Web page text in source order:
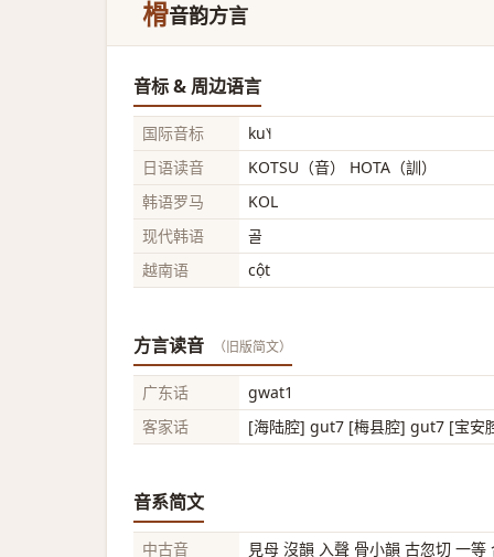
榾音韵方言
音标 & 周边语言
国际音标
ku˥˧
日语读音
KOTSU（音） HOTA（訓）
韩语罗马
KOL
现代韩语
골
越南语
cột
方言读音 （旧版简文）
广东话
gwat1
客家话
[海陆腔] gut7 [梅县腔] gut7 [宝安
音系简文
中古音 見母 沒韻 入聲 骨小韻 古忽切 一等